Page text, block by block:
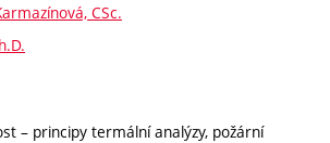
CSc.
– principy termální analýzy, požární